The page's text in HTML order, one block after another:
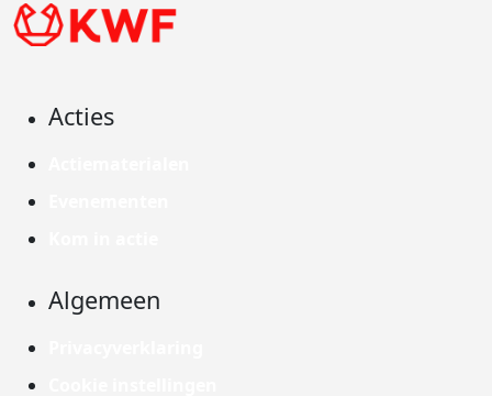
Acties
Algemeen